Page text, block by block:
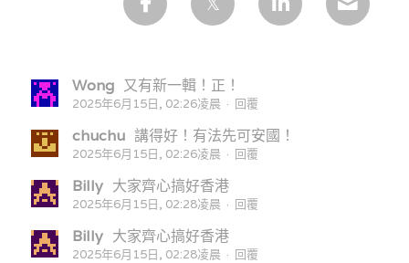
Wong 又有新一輯！正！
2025年6月15日, 02:26凌晨 · 回覆
chuchu 講得好！有法先可安國！
2025年6月15日, 02:26凌晨 · 回覆
Billy 大家齊心搞好香港
2025年6月15日, 02:28凌晨 · 回覆
Billy 大家齊心搞好香港
2025年6月15日, 02:28凌晨 · 回覆